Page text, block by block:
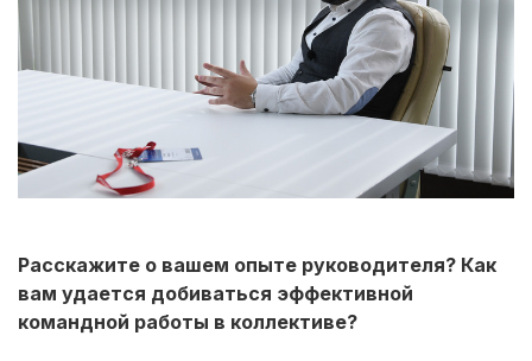
Расскажите о вашем опыте руководителя? Как
вам удается добиваться эффективной
командной работы в коллективе?